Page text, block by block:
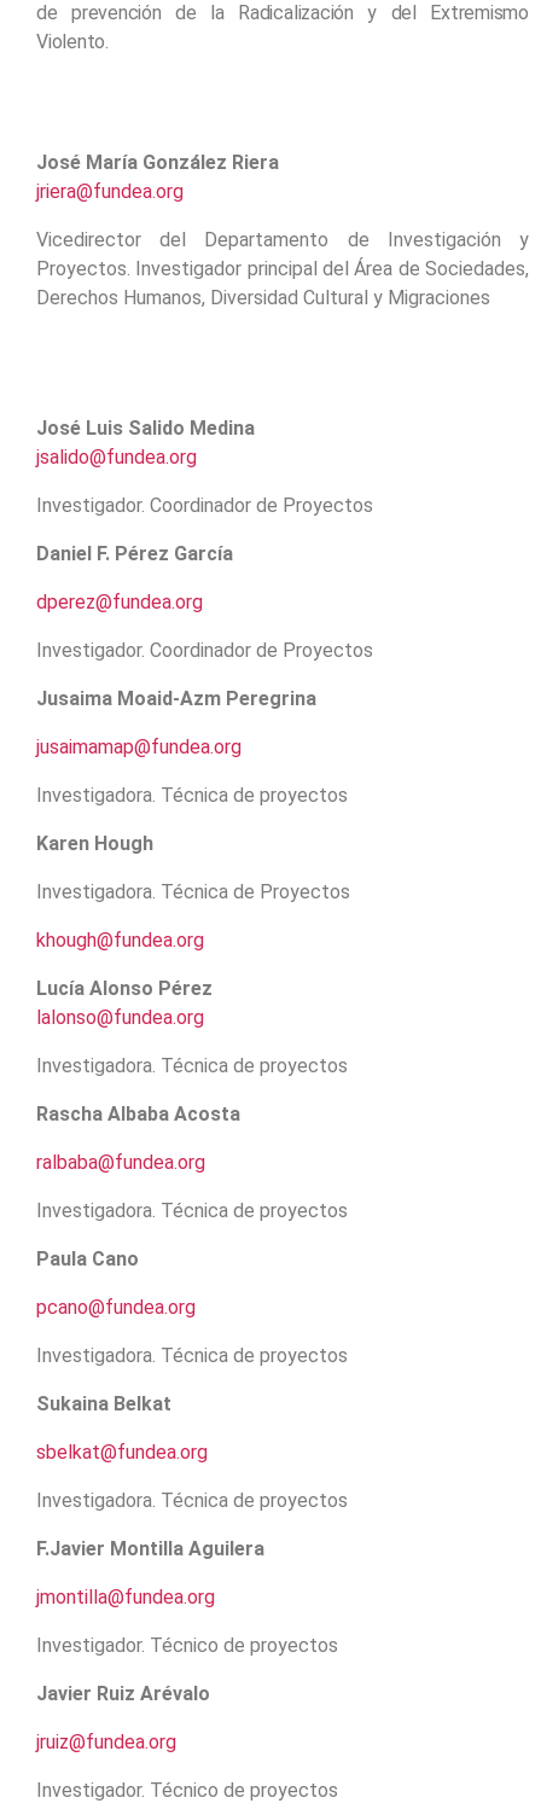
de prevención de la Radicalización y del Extremismo
Violento.
José María González Riera
jriera@fundea.org
Vicedirector del Departamento de Investigación y
Proyectos. Investigador principal del Área de Sociedades,
Derechos Humanos, Diversidad Cultural y Migraciones
José Luis Salido Medina
jsalido@fundea.org
Investigador. Coordinador de Proyectos
Daniel F. Pérez García
dperez@fundea.org
Investigador. Coordinador de Proyectos
Jusaima Moaid-Azm Peregrina
jusaimamap@fundea.org
Investigadora. Técnica de proyectos
Karen Hough
Investigadora. Técnica de Proyectos
khough@fundea.org
Lucía Alonso Pérez
lalonso@fundea.org
Investigadora. Técnica de proyectos
Rascha Albaba Acosta
ralbaba@fundea.org
Investigadora. Técnica de proyectos
Paula Cano
pcano@fundea.org
Investigadora. Técnica de proyectos
Sukaina Belkat
sbelkat@fundea.org
Investigadora. Técnica de proyectos
F.Javier Montilla Aguilera
jmontilla@fundea.org
Investigador. Técnico de proyectos
Javier Ruiz Arévalo
jruiz@fundea.org
Investigador. Técnico de proyectos